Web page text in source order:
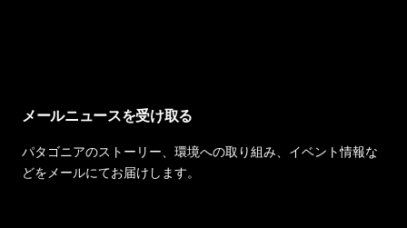
メールニュースを受け取る
パタゴニアのストーリー、環境への取り組み、イベント情報な
どをメールにてお届けします。